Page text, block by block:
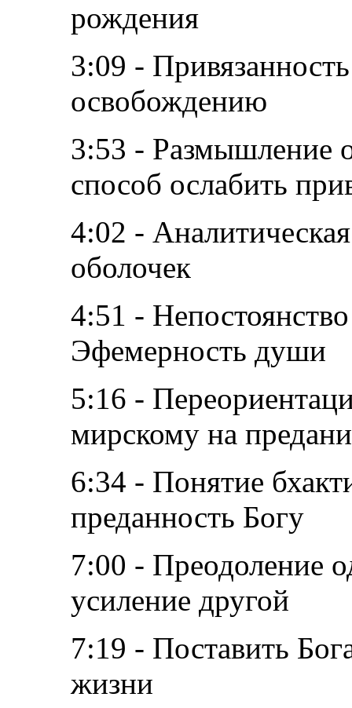
рождения
3:09 -
освобождению
3:53 - Размышление
способ ослабить
4:02 -
оболочек
4:51 -
Эфемерность души
5:16 -
мирскому на
6:34 - Понятие
преданность Богу
7:00 - Преодоление
усиление другой
7:19 - Поставить
жизни